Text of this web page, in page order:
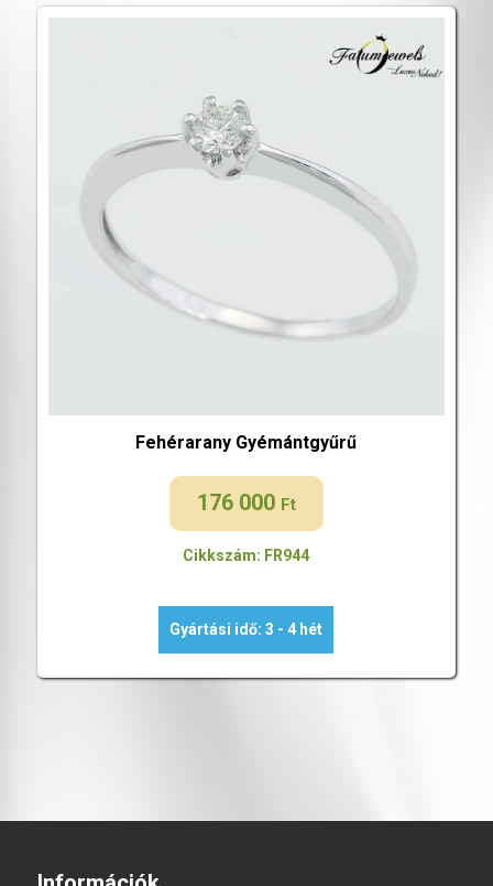
Fehérarany Gyémántgyűrű
176 000 Ft
Cikkszám: FR944
Gyártási idő: 3 - 4 hét